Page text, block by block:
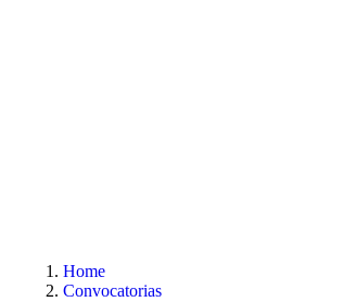
Home
Convocatorias